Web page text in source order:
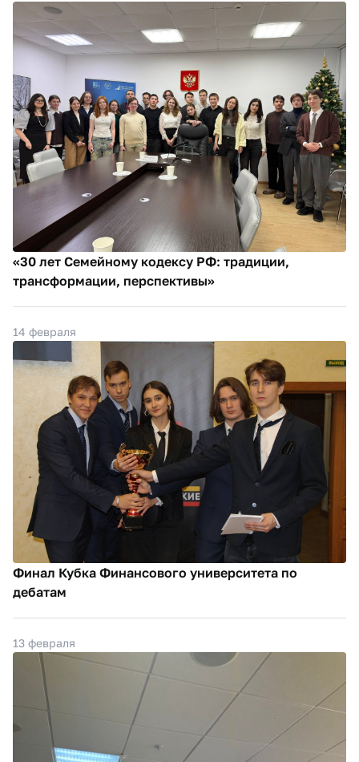
«30 лет Семейному кодексу РФ: традиции,
трансформации, перспективы»
14 февраля
Финал Кубка Финансового университета по
дебатам
13 февраля